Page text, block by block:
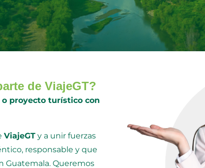
de ViajeGT?
proyecto turístico con
ViajeGT y a unir fuerzas
responsable y que
Guatemala. Queremos